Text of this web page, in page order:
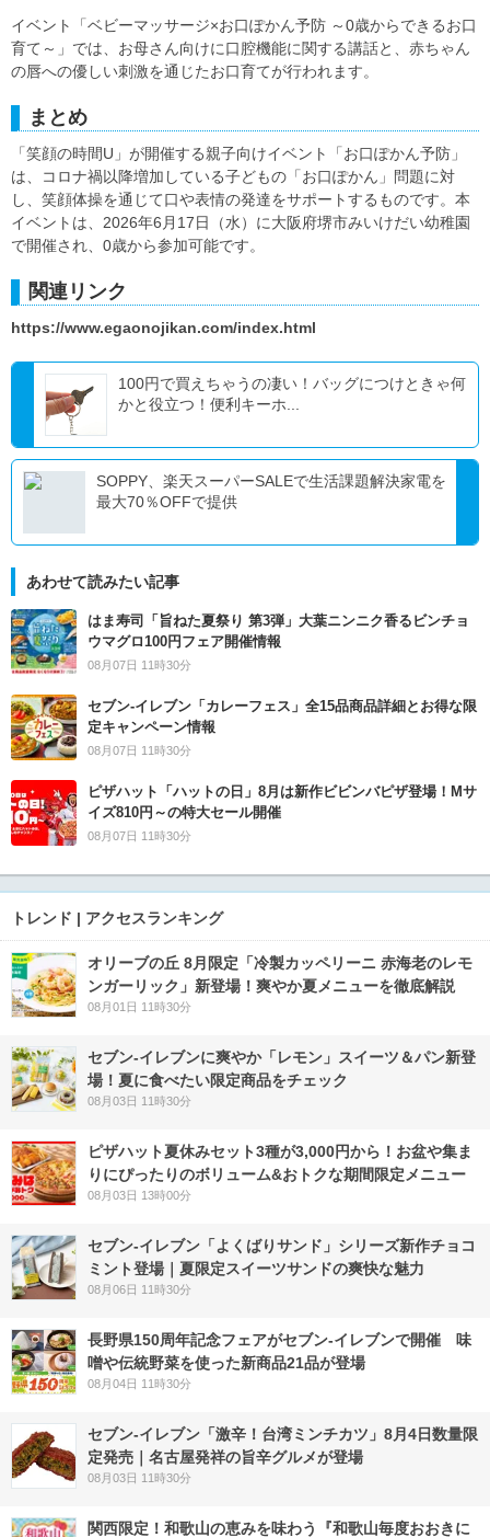
イベント「ベビーマッサージ×お口ぽかん予防 ～0歳からできるお口
育て～」では、お母さん向けに口腔機能に関する講話と、赤ちゃん
の唇への優しい刺激を通じたお口育てが行われます。
まとめ
「笑顔の時間U」が開催する親子向けイベント「お口ぽかん予防」
は、コロナ禍以降増加している子どもの「お口ぽかん」問題に対
し、笑顔体操を通じて口や表情の発達をサポートするものです。本
イベントは、2026年6月17日（水）に大阪府堺市みいけだい幼稚園
で開催され、0歳から参加可能です。
関連リンク
https://www.egaonojikan.com/index.html
100円で買えちゃうの凄い！バッグにつけときゃ何
かと役立つ！便利キーホ...
SOPPY、楽天スーパーSALEで生活課題解決家電を
最大70％OFFで提供
あわせて読みたい記事
はま寿司「旨ねた夏祭り 第3弾」大葉ニンニク香るビンチョ
ウマグロ100円フェア開催情報
08月07日 11時30分
セブン‐イレブン「カレーフェス」全15品商品詳細とお得な限
定キャンペーン情報
08月07日 11時30分
ピザハット「ハットの日」8月は新作ビビンバピザ登場！Mサ
イズ810円～の特大セール開催
08月07日 11時30分
トレンド | アクセスランキング
オリーブの丘 8月限定「冷製カッペリーニ 赤海老のレモ
ンガーリック」新登場！爽やか夏メニューを徹底解説
08月01日 11時30分
セブン‐イレブンに爽やか「レモン」スイーツ＆パン新登
場！夏に食べたい限定商品をチェック
08月03日 11時30分
ピザハット夏休みセット3種が3,000円から！お盆や集ま
りにぴったりのボリューム&おトクな期間限定メニュー
08月03日 13時00分
セブン‐イレブン「よくばりサンド」シリーズ新作チョコ
ミント登場｜夏限定スイーツサンドの爽快な魅力
08月06日 11時30分
長野県150周年記念フェアがセブン-イレブンで開催 味
噌や伝統野菜を使った新商品21品が登場
08月04日 11時30分
セブン-イレブン「激辛！台湾ミンチカツ」8月4日数量限
定発売｜名古屋発祥の旨辛グルメが登場
08月03日 11時30分
関西限定！和歌山の恵みを味わう『和歌山毎度おおきに